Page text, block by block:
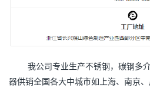
我公司专业生产不锈钢，碳钢多
器供销全国各大中城市如上海、南京、